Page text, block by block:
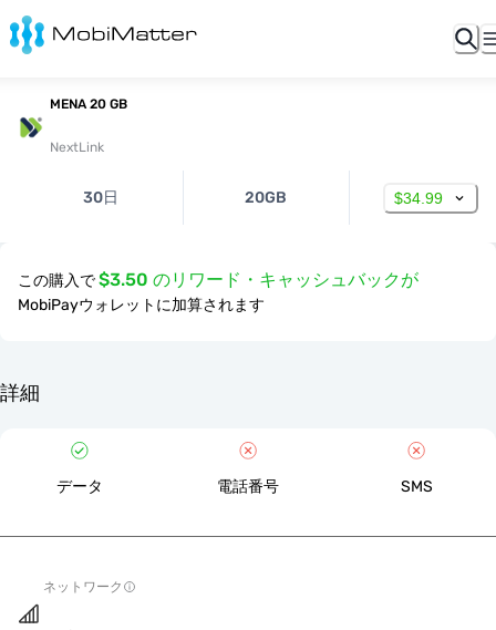
MENA 20 GB
NextLink
30日 20GB $34.99
この購入で$3.50 のリワード・キャッシュバックが
MobiPayウォレットに加算されます
詳細
データ 電話番号 SMS
ネットワーク